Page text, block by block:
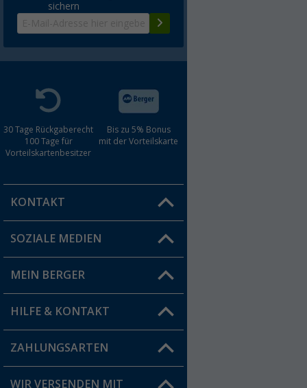
sichern
30 Tage Rückgaberecht
100 Tage für
Vorteilskartenbesitzer
Bis zu 5% Bonus
mit der Vorteilskarte
KONTAKT
Du hast eine Frage?
Filiale finden
SOZIALE MEDIEN
MEIN BERGER
Vorteilskarte
Blog
HILFE & KONTAKT
FAQ & Kontakt
Versandinformationen
ZAHLUNGSARTEN
WIR VERSENDEN MIT